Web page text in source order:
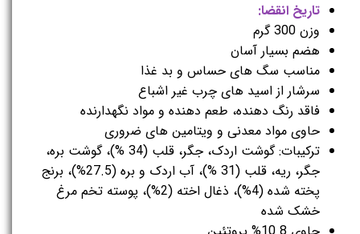
تاریخ انقضا:
وزن 300 گرم
هضم بسیار آسان
مناسب سگ های حساس و بد غذا
سرشار از اسید های چرب غیر اشباع
فاقد رنگ دهنده، طعم دهنده و مواد نگهدارنده
حاوی مواد معدنی و ویتامین های ضروری
ترکیبات: گوشت اردک، جگر، قلب (34 %)، گوشت بره،
جگر، ریه، قلب (31 %)، آب اردک و بره (27.5%)، برنج
پخته شده (4%)، ذغال اخته (2%)، پوسته تخم مرغ
خشک شده